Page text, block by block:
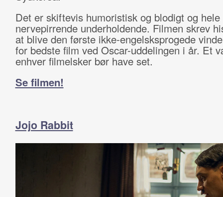
Det er skiftevis humoristisk og blodigt og hele
nervepirrende underholdende. Filmen skrev
at blive den første ikke-engelsksprogede
for bedste film ved Oscar-uddelingen i år. Et
enhver filmelsker bør have set.
Se filmen!
Jojo Rabbit